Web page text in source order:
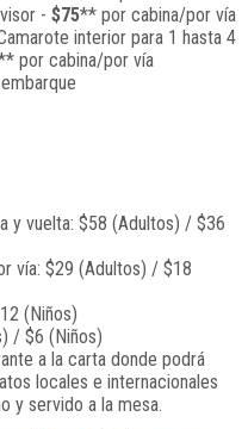
- $75** por cabina/por vía
interior para 1 hasta 4
por cabina/por vía
y vuelta: $58 (Adultos) / $36
vía: $29 (Adultos) / $18
(Niños)
/ $6 (Niños)
a la carta donde podrá
locales e internacionales
y servido a la mesa.